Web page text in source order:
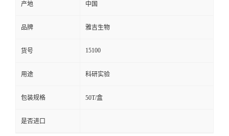
产地 中国
品牌 雅吉生物
货号 15100
用途 科研实验
包装规格 50T/盒
是否进口